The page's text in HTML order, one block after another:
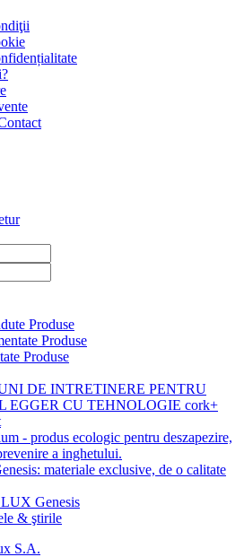
Produse
Produse
Produse
DE INTRETINERE PENTRU
EGGER CU TEHNOLOGIE cork+
- produs ecologic pentru deszapezire,
a inghetului.
materiale exclusive, de o calitate
Genesis
& ştirile
S.A.